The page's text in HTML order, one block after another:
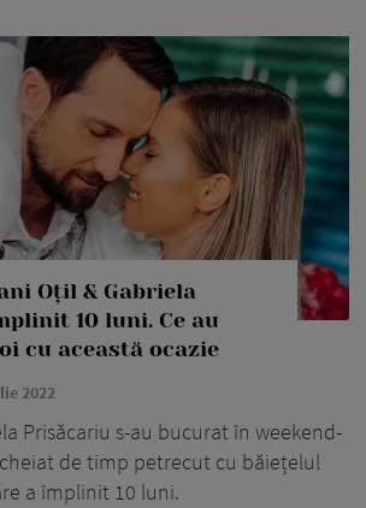
Oțil & Gabriela
10 luni. Ce au
cu această ocazie
2022
Prisăcariu s-au bucurat în weekend-
de timp petrecut cu băiețelul
a împlinit 10 luni.